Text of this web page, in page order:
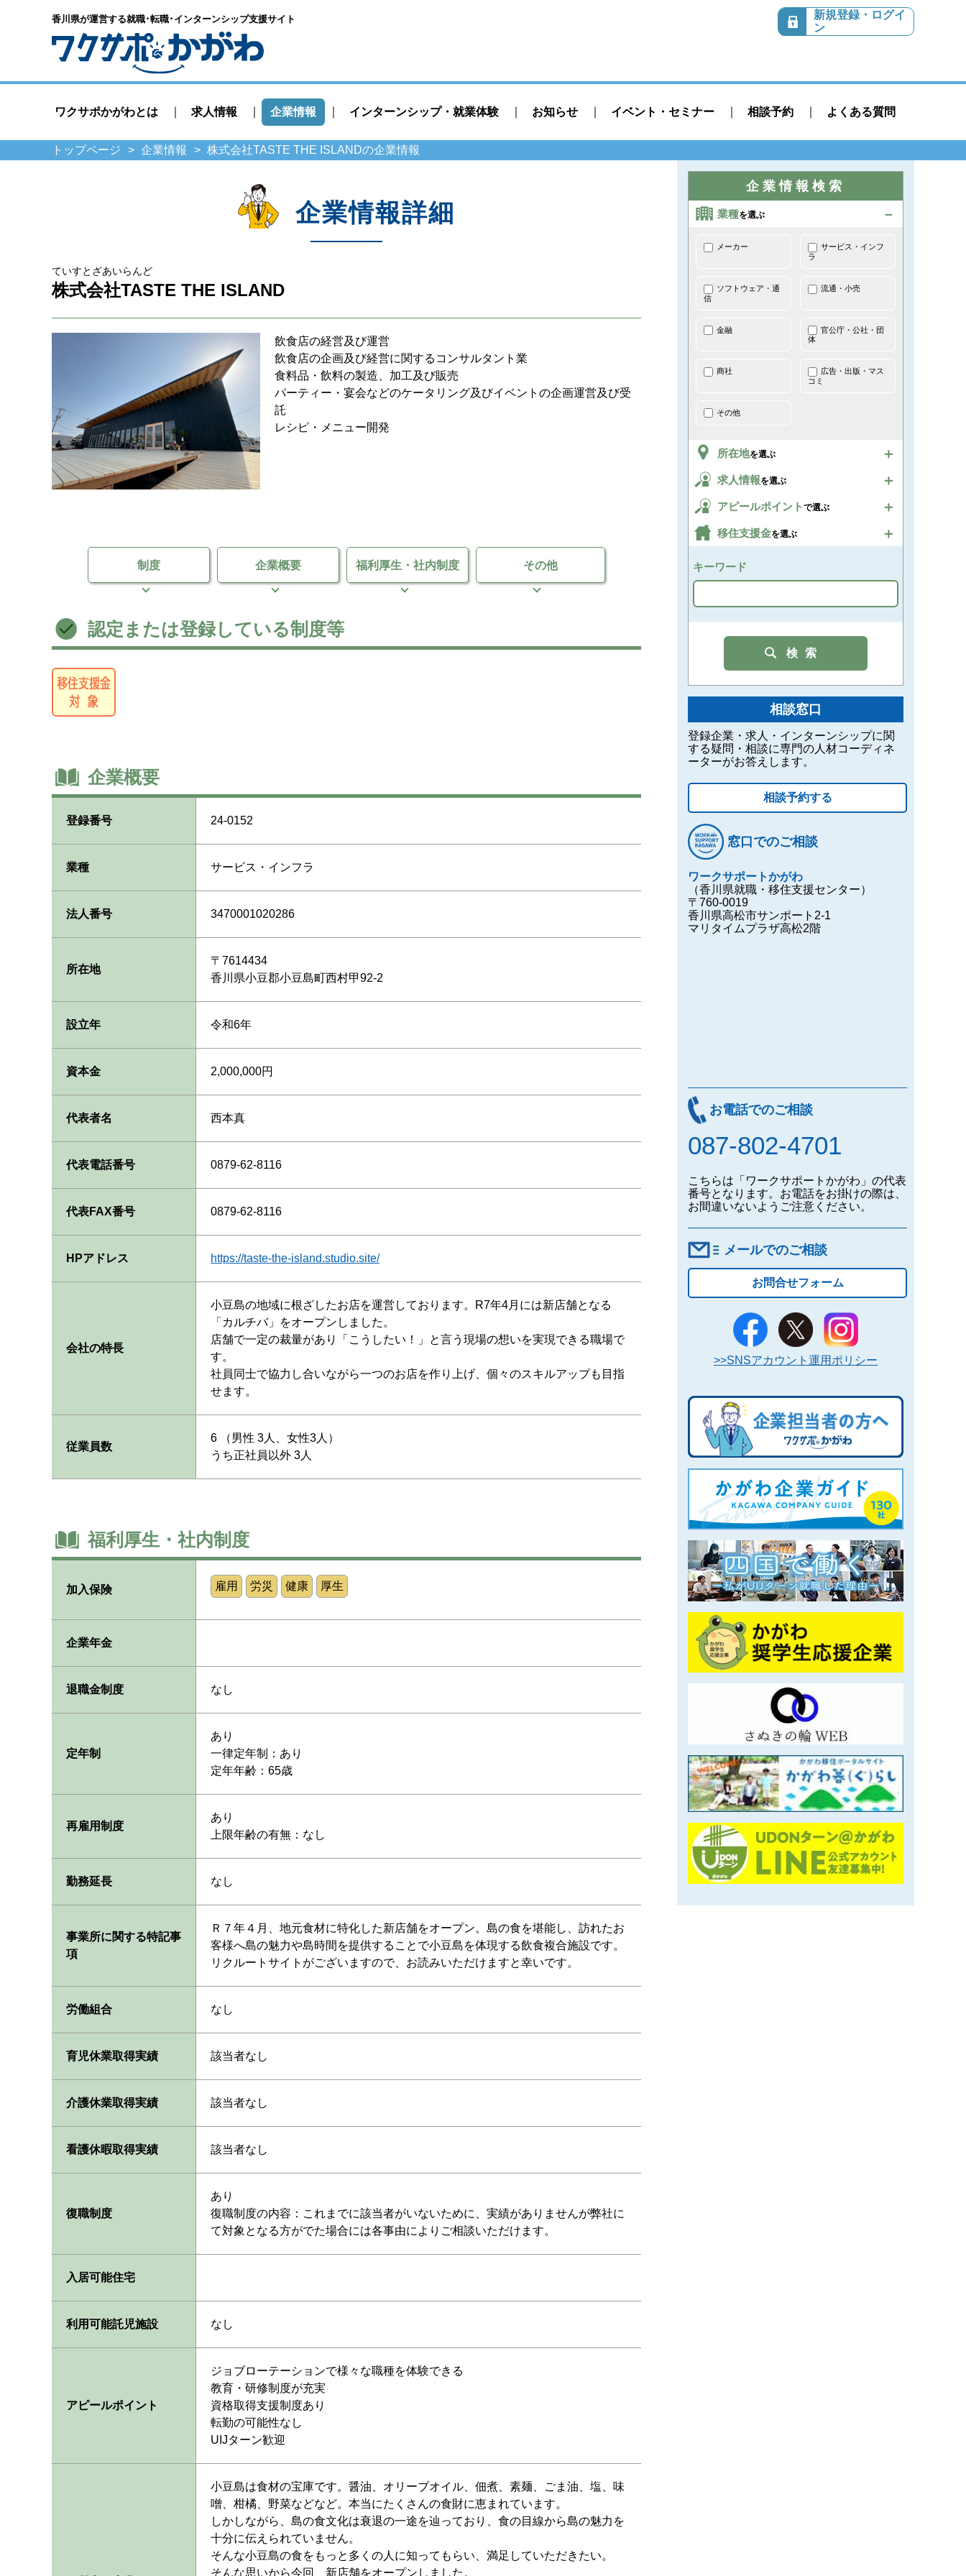
香川県が運営する就職･転職･ インターンシップ支援サイト
新規登録・ログイ
ン
ワクサポかがわとは 求人情報 企業情報 インターンシップ・就業体験 お知らせ イベント・セミナー 相談予約 よくある質問
トップページ 企業情報 株式会社TASTE THE ISLANDの企業情報
企業情報詳細
ていすとざあいらんど
株式会社TASTE THE ISLAND
飲食店の経営及び運営
飲食店の企画及び経営に関するコンサルタント業
食料品・飲料の製造、加工及び販売
パーティー・宴会などのケータリング及びイベントの企画運営及び受
託
レシピ・メニュー開発
制度 企業概要 福利厚生・ 社内制度 その他
認定または登録している制度等
企業概要
登録番号 24-0152
業種 サービス・インフラ
法人番号 3470001020286
所在地
〒7614434
香川県小豆郡小豆島町西村甲92-2
設立年 令和6年
資本金 2,000,000円
代表者名 西本真
代表電話番号 0879-62-8116
代表FAX番号 0879-62-8116
HPアドレス https://taste-the-island.studio.site/
会社の特長
小豆島の地域に根ざしたお店を運営しております。R7年4月には新店舗となる
「カルチバ」をオープンしました。
店舗で一定の裁量があり「こうしたい！」と言う現場の想いを実現できる職場で
す。
社員同士で協力し合いながら一つのお店を作り上げ、個々のスキルアップも目指
せます。
従業員数
6 （男性 3人、女性3人）
うち正社員以外 3人
福利厚生・社内制度
加入保険 雇用 労災 健康 厚生
企業年金
退職金制度 なし
定年制
あり
一律定年制：あり
定年年齢：65歳
再雇用制度
あり
上限年齢の有無：なし
勤務延長 なし
事業所に関する特記事
項
Ｒ７年４月、地元食材に特化した新店舗をオープン。島の食を堪能し、訪れたお
客様へ島の魅力や島時間を提供することで小豆島を体現する飲食複合施設です。
リクルートサイトがございますので、お読みいただけますと幸いです。
労働組合 なし
育児休業取得実績 該当者なし
介護休業取得実績 該当者なし
看護休暇取得実績 該当者なし
復職制度
あり
復職制度の内容：これまでに該当者がいないために、実績がありませんが弊社に
て対象となる方がでた場合には各事由によりご相談いただけます。
入居可能住宅
利用可能託児施設 なし
アピールポイント
ジョブローテーションで様々な職種を体験できる
教育・研修制度が充実
資格取得支援制度あり
転勤の可能性なし
UIJターン歓迎
小豆島は食材の宝庫です。醤油、オリーブオイル、佃煮、素麺、ごま油、塩、味
噌、柑橘、野菜などなど。本当にたくさんの食財に恵まれています。
しかしながら、島の食文化は衰退の一途を辿っており、食の目線から島の魅力を
十分に伝えられていません。
そんな小豆島の食をもっと多くの人に知ってもらい、満足していただきたい。
そんな思いから今回、新店舗をオープンしました。
企業情報検索
業種を選ぶ
メーカー
サービス・インフ
ラ
ソフトウェア・通
信
流通・小売
金融
官公庁・公社・団
体
商社
広告・出版・マス
コミ
その他
所在地を選ぶ
求人情報を選ぶ
アピールポイント で選ぶ
移住支援金を選ぶ
キーワード
検索
相談窓口
登録企業・求人・インターンシップに関
する疑問・相談に専門の人材コーディネ
ーターがお答えします。
相談予約する
窓口でのご相談
ワークサポートかがわ
（香川県就職・移住支援センター）
〒760-0019
香川県高松市サンポート2-1
マリタイムプラザ高松2階
お電話でのご相談
087-802-4701
こちらは「ワークサポートかがわ」の代表
番号となります。お電話をお掛けの際は、
お間違いないようご注意ください。
メールでのご相談
お問合せフォーム
>>SNSアカウント運用ポリシー